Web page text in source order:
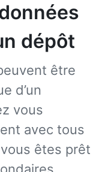
dépôt
être
d’un
vous
avec tous
êtes prêt